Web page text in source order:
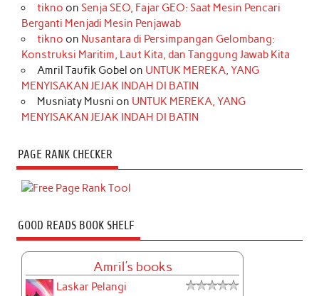
tikno on Senja SEO, Fajar GEO: Saat Mesin Pencari
Berganti Menjadi Mesin Penjawab
tikno on Nusantara di Persimpangan Gelombang:
Konstruksi Maritim, Laut Kita, dan Tanggung Jawab Kita
Amril Taufik Gobel on UNTUK MEREKA, YANG
MENYISAKAN JEJAK INDAH DI BATIN
Musniaty Musni on UNTUK MEREKA, YANG
MENYISAKAN JEJAK INDAH DI BATIN
PAGE RANK CHECKER
GOOD READS BOOK SHELF
Amril's books
Laskar Pelangi